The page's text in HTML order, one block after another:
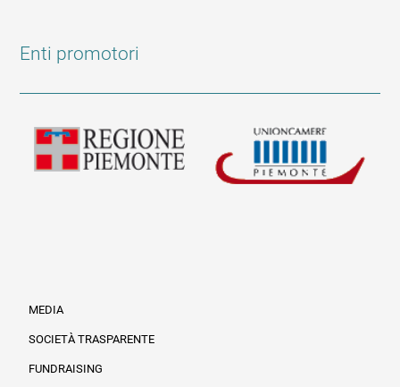
Enti promotori
MEDIA
SOCIETÀ TRASPARENTE
FUNDRAISING